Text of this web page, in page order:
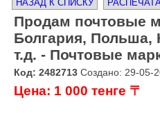
НАЗАД К СПИСКУ
Продам почтовые
Болгария, Польша,
т.д. - Почтовые
Код: 2482713 Создано: 29-05-
Цена: 1 000 тенге 〒